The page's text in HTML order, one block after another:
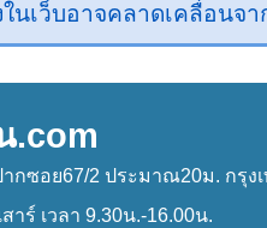
นเว็บอาจคลาดเคลื่อนจ
.com
กซอย67/2 ประมาณ20ม. กรุง
าร์ เวลา 9.30น.-16.00น.